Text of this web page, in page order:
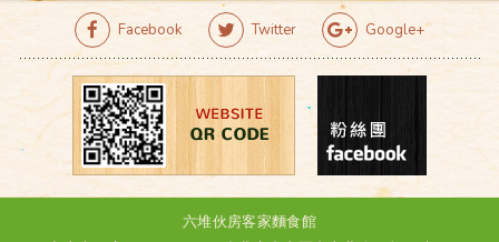
Facebook Twitter Google+
六堆伙房客家麵食館